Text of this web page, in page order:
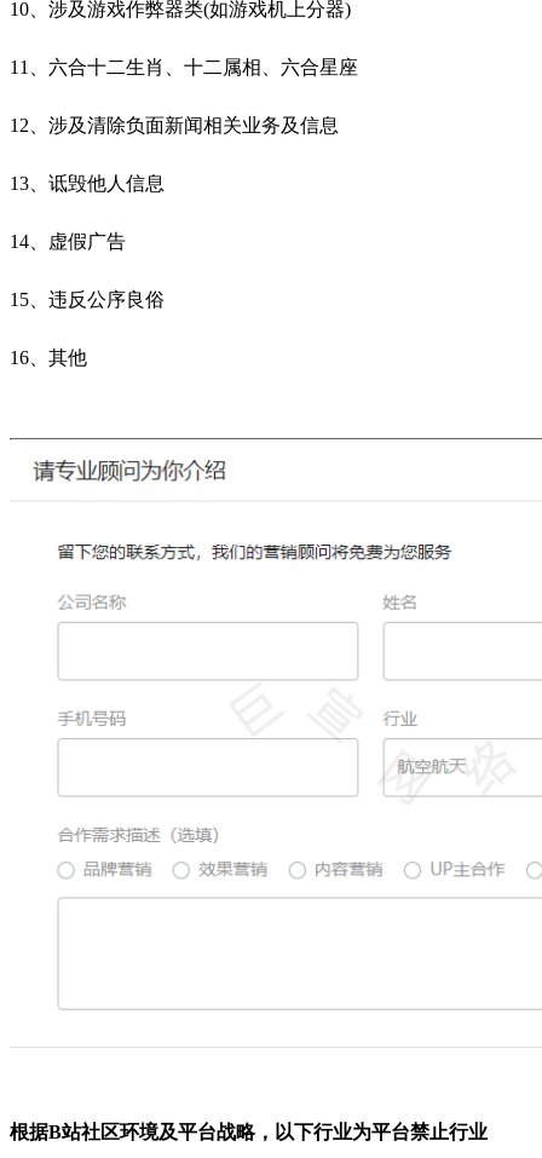
10、涉及游戏作弊器类(如游戏机上分器)
11、六合十二生肖、十二属相、六合星座
12、涉及清除负面新闻相关业务及信息
13、诋毁他人信息
14、虚假广告
15、违反公序良俗
16、其他
根据B站社区环境及平台战略，以下行业为平台禁止行业